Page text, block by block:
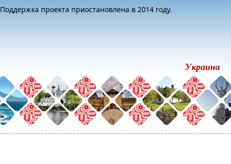
Поддержка проекта приостановлена в 2014 году.
Украина